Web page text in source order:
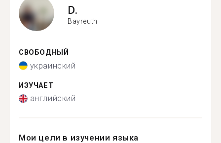
D.
Bayreuth
СВОБОДНЫЙ
украинский
ИЗУЧАЕТ
английский
Мои цели в изучении языка